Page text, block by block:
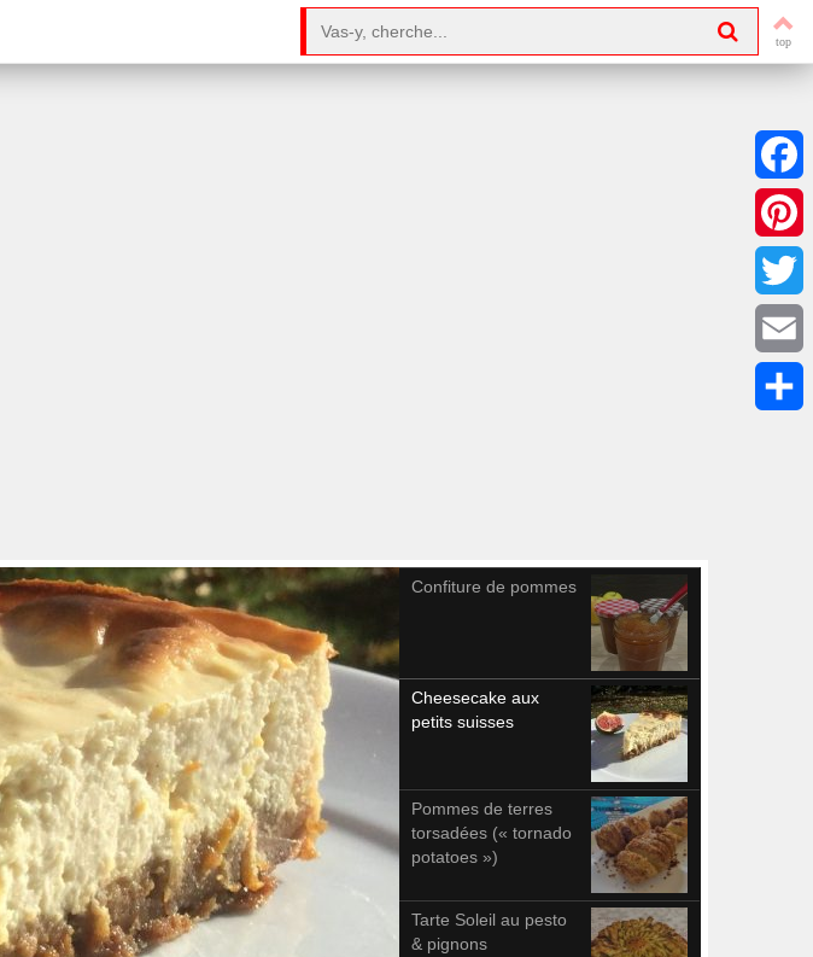
Confiture de pommes
Cheesecake aux
petits suisses
Pommes de terres
torsadées (« tornado
potatoes »)
Tarte Soleil au pesto
& pignons
Twitter
Email